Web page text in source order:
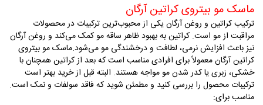
ماسک مو بیتروی کراتین آرگان
ترکیب کراتین و روغن آرگان یکی از محبوب‌ترین ترکیبات در محصولات
مراقبت از مو است. کراتین به بهبود ظاهر ساقه مو کمک می‌کند و روغن آرگان
نیز باعث افزایش نرمی، لطافت و درخشندگی مو می‌شود.ماسک مو بیتروی
کراتین آرگان معمولاً برای افرادی مناسب است که بعد از کراتین همچنان با
خشکی، زبری یا کدر شدن مو مواجه هستند. البته قبل از خرید بهتر است
ترکیبات محصول را بررسی کنید و مطمئن شوید که فاقد سولفات و نمک است.
مناسب برای: